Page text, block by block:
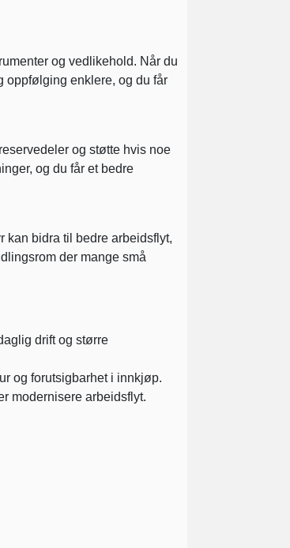
og vedlikehold. Når du
oppfølging enklere, og du får
og støtte hvis noe
og du får et bedre
kan bidra til bedre arbeidsflyt,
der mange små
drift og større
og forutsigbarhet i innkjøp.
modernisere arbeidsflyt.